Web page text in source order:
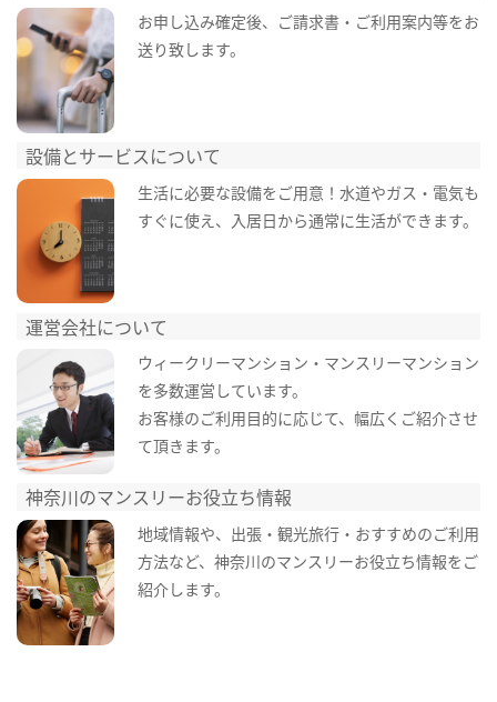
お申し込み確定後、ご請求書・ご利用案内等をお
送り致します。
設備とサービスについて
生活に必要な設備をご用意！水道やガス・電気も
すぐに使え、入居日から通常に生活ができます。
運営会社について
ウィークリーマンション・マンスリーマンション
を多数運営しています。
お客様のご利用目的に応じて、幅広くご紹介させ
て頂きます。
神奈川のマンスリーお役立ち情報
地域情報や、出張・観光旅行・おすすめのご利用
方法など、神奈川のマンスリーお役立ち情報をご
紹介します。